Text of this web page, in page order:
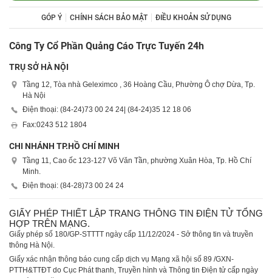
GÓP Ý CHÍNH SÁCH BẢO MẬT ĐIỀU KHOẢN SỬ DỤNG
Công Ty Cổ Phần Quảng Cáo Trực Tuyến 24h
TRỤ SỞ HÀ NỘI
Tầng 12, Tòa nhà Geleximco , 36 Hoàng Cầu, Phường Ô chợ Dừa, Tp.
Hà Nội
Điện thoại: (84-24)73 00 24 24 | (84-24)35 12 18 06
Fax:0243 512 1804
CHI NHÁNH TP.HỒ CHÍ MINH
Tầng 11, Cao ốc 123-127 Võ Văn Tần, phường Xuân Hòa, Tp. Hồ Chí
Minh.
Điện thoại: (84-28)73 00 24 24
GIẤY PHÉP THIẾT LẬP TRANG THÔNG TIN ĐIỆN TỬ TỔNG
HỢP TRÊN MẠNG.
Giấy phép số 180/GP-STTTT ngày cấp 11/12/2024 - Sở thông tin và truyền
thông Hà Nội.
Giấy xác nhận thông báo cung cấp dịch vụ Mạng xã hội số 89 /GXN-
PTTH&TTĐT do Cục Phát thanh, Truyền hình và Thông tin Điện tử cấp ngày